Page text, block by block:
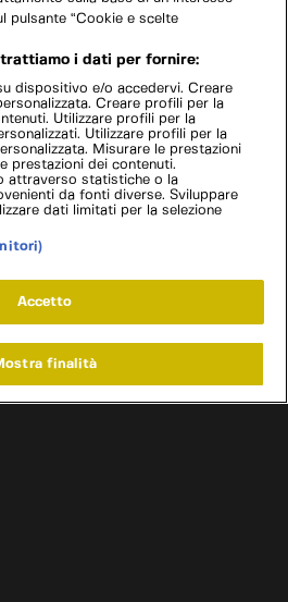
pulsante “Cookie e scelte
i dati per fornire:
dispositivo e/o accedervi. Creare
Creare profili per la
Utilizzare profili per la
Utilizzare profili per la
Misurare le prestazioni
prestazioni dei contenuti.
attraverso statistiche o la
da fonti diverse. Sviluppare
dati limitati per la selezione
Accetto
finalità